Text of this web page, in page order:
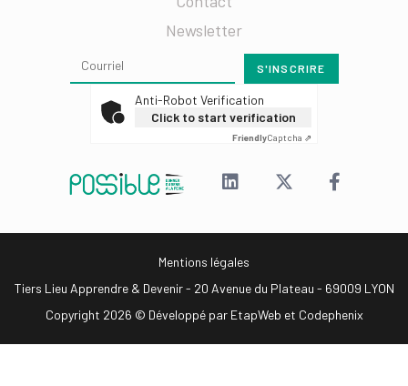
Newsletter
Anti-Robot Verification
Click to start verification
FriendlyCaptcha ⇗
Mentions légales
Tiers Lieu Apprendre & Devenir - 20 Avenue du Plateau - 69009 LYON
Copyright 2026 © Développé par EtapWeb et Codephenix